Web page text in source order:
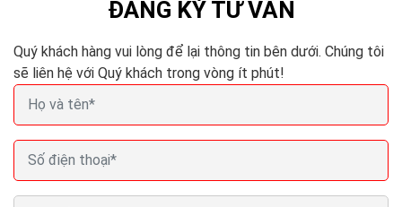
ĐĂNG KÝ TƯ VẤN
Quý khách hàng vui lòng để lại thông tin bên dưới. Chúng tôi
sẽ liên hệ với Quý khách trong vòng ít phút!